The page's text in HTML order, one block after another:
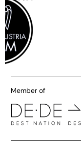
Member of